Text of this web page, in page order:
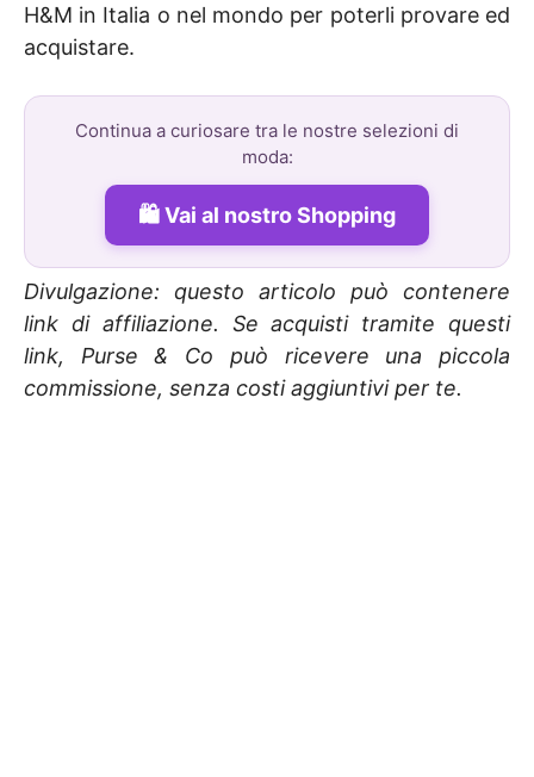
H&M in Italia o nel mondo per poterli provare ed
acquistare.
Continua a curiosare tra le nostre selezioni di
moda:
Vai al nostro Shopping
Divulgazione: questo articolo può contenere
link di affiliazione. Se acquisti tramite questi
link, Purse & Co può ricevere una piccola
commissione, senza costi aggiuntivi per te.